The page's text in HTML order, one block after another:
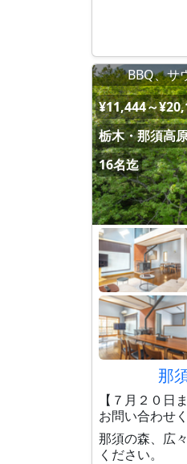
BBQ、サ
¥11,444～
栃木・那須高
16名迄
那
【７月２０日
お問い合わせ
那須の森、広
ください。